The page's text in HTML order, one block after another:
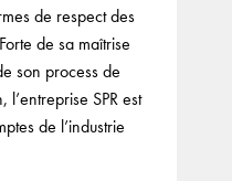
de respect des
de sa maîtrise
son process de
SPR est
de l’industrie